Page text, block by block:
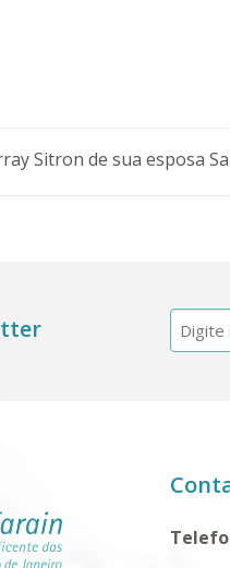
Sitron de sua esposa
E-
mail